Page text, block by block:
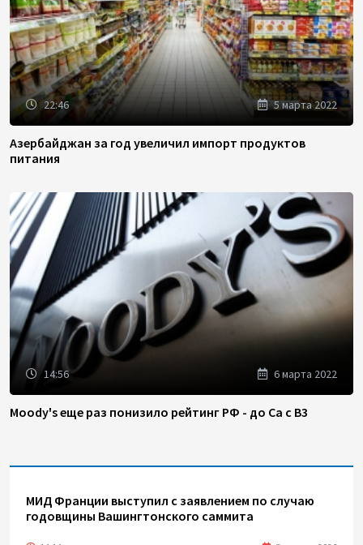
22:46 5 марта 2022
Азербайджан за год увеличил импорт продуктов
питания
14:56 6 марта 2022
Moody's еще раз понизило рейтинг РФ - до Ca с B3
МИД Франции выступил с заявлением по случаю
годовщины Вашингтонского саммита